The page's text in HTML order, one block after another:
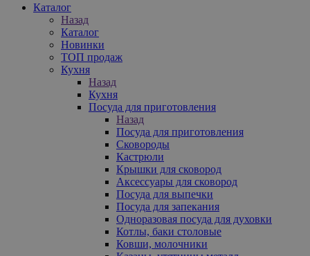
Каталог
Назад
Каталог
Новинки
ТОП продаж
Кухня
Назад
Кухня
Посуда для приготовления
Назад
Посуда для приготовления
Сковороды
Кастрюли
Крышки для сковород
Аксессуары для сковород
Посуда для выпечки
Посуда для запекания
Одноразовая посуда для духовки
Котлы, баки столовые
Ковши, молочники